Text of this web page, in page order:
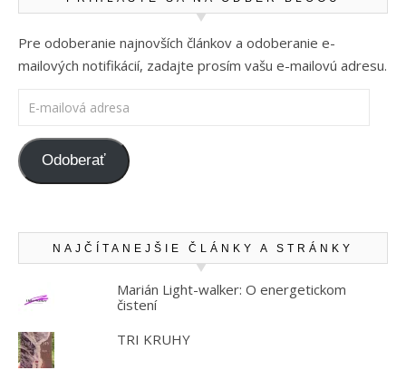
Pre odoberanie najnovších článkov a odoberanie e-
mailových notifikácií, zadajte prosím vašu e-mailovú adresu.
E-mailová adresa
Odoberať
NAJČÍTANEJŠIE ČLÁNKY A STRÁNKY
Marián Light-walker: O energetickom
čistení
TRI KRUHY